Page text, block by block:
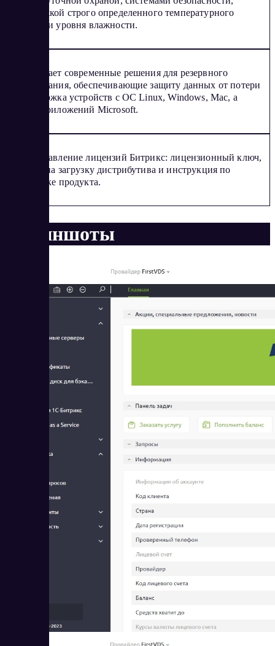
поддержкой строго определенного температурного
режима и уровня влажности.
Предлагает современные решения для резервного
копирования, обеспечивающие защиту данных от потери
– поддержка устройств с ОС Linux, Windows, Mac, а
также приложений Microsoft.
Предоставление лицензий Битрикс: лицензионный ключ,
ссылка на загрузку дистрибутива и инструкция по
установке продукта.
Скриншоты